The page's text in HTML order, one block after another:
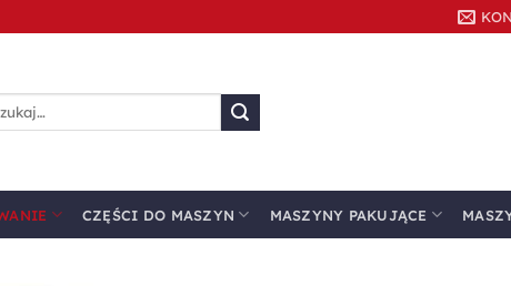
CZĘŚCI DO MASZYN MASZYNY PAKUJĄCE